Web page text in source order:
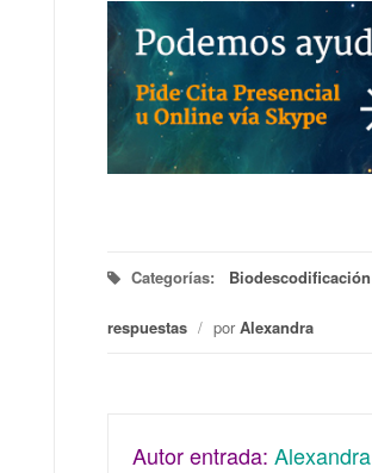
Categorías: Biodescodificación
respuestas / porAlexandra
Autor entrada: Alexandra